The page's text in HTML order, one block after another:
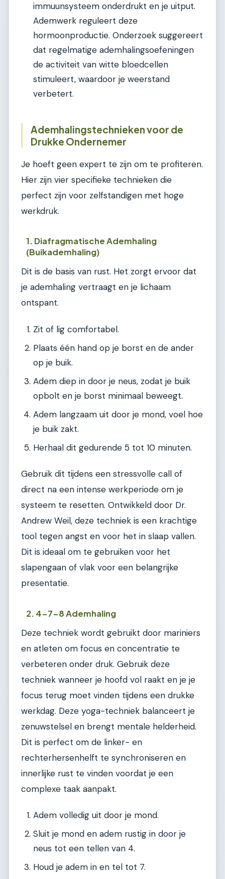
immuunsysteem onderdrukt en je uitput.
Ademwerk reguleert deze
hormoonproductie. Onderzoek suggereert
dat regelmatige ademhalingsoefeningen
de activiteit van witte bloedcellen
stimuleert, waardoor je weerstand
verbetert.
Ademhalingstechnieken voor de
Drukke Ondernemer
Je hoeft geen expert te zijn om te profiteren.
Hier zijn vier specifieke technieken die
perfect zijn voor zelfstandigen met hoge
werkdruk.
1. Diafragmatische Ademhaling
(Buikademhaling)
Dit is de basis van rust. Het zorgt ervoor dat
je ademhaling vertraagt en je lichaam
ontspant.
Zit of lig comfortabel.
Plaats één hand op je borst en de ander
op je buik.
Adem diep in door je neus, zodat je buik
opbolt en je borst minimaal beweegt.
Adem langzaam uit door je mond, voel hoe
je buik zakt.
Herhaal dit gedurende 5 tot 10 minuten.
Gebruik dit tijdens een stressvolle call of
direct na een intense werkperiode om je
systeem te resetten. Ontwikkeld door Dr.
Andrew Weil, deze techniek is een krachtige
tool tegen angst en voor het in slaap vallen.
Dit is ideaal om te gebruiken voor het
slapengaan of vlak voor een belangrijke
presentatie.
2. 4-7-8 Ademhaling
Deze techniek wordt gebruikt door mariniers
en atleten om focus en concentratie te
verbeteren onder druk. Gebruik deze
techniek wanneer je hoofd vol raakt en je je
focus terug moet vinden tijdens een drukke
werkdag. Deze yoga-techniek balanceert je
zenuwstelsel en brengt mentale helderheid.
Dit is perfect om de linker- en
rechterhersenhelft te synchroniseren en
innerlijke rust te vinden voordat je een
complexe taak aanpakt.
Adem volledig uit door je mond.
Sluit je mond en adem rustig in door je
neus tot een tellen van 4.
Houd je adem in en tel tot 7.